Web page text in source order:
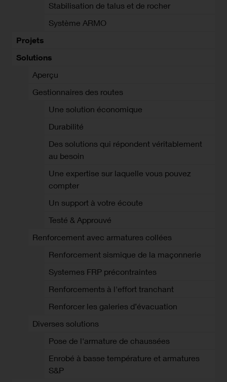
Stabilisation de talus et de rocher
Système ARMO
Projets
Solutions
Aperçu
Gestionnaires des routes
Une solution économique
Durabilité
Des solutions qui répondent véritablement
au besoin
Une expertise sur laquelle vous pouvez
compter
Un support à votre écoute
Testé & Approuvé
Renforcement avec armatures collées
Renforcement sismique de la maçonnerie
Systemes FRP précontraintes
Renforcements à l'effort tranchant
Renforcer les galeries d’évacuation
Diverses solutions
Pose de l'armature de chaussées
Enrobé à basse température et armatures
S&P